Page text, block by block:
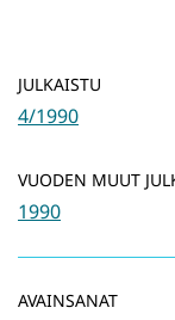
JULKAISTU
4/1990
VUODEN MUUT
1990
AVAINSANAT